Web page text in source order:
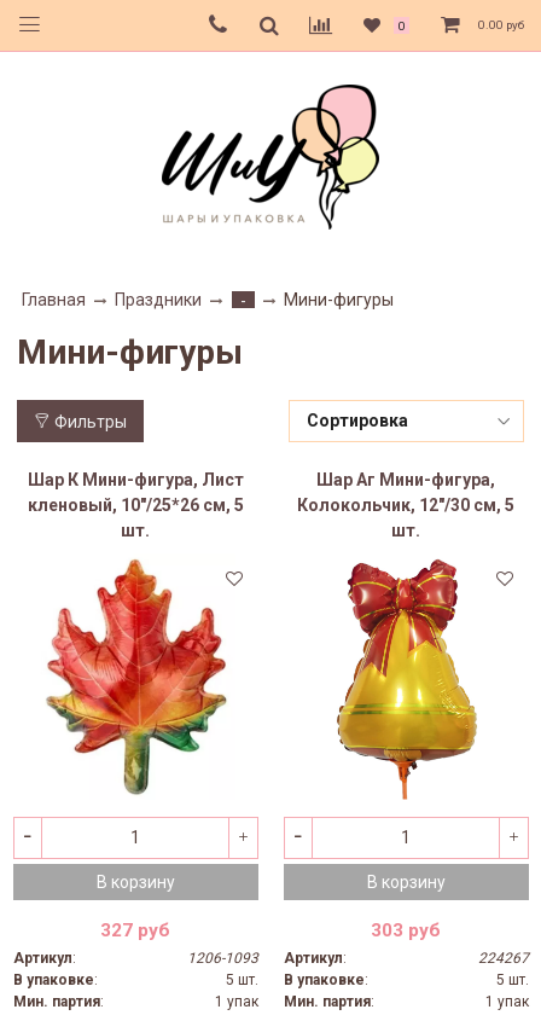
0 0.00 руб
Главная Праздники - Мини-фигуры
Мини-фигуры
Фильтры
Шар К Мини-фигура, Лист
кленовый, 10"/25*26 см, 5
шт.
В корзину
327 руб
Артикул:
1206-1093
В упаковке:
5 шт.
Мин. партия:
1 упак
Шар Аг Мини-фигура,
Колокольчик, 12"/30 см, 5
шт.
В корзину
303 руб
Артикул:
224267
В упаковке:
5 шт.
Мин. партия:
1 упак